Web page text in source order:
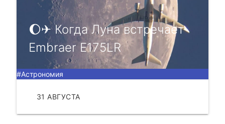
🌔✈ Когдa Лунa встpeчaeт
Embraer E175LR
#Астрономия
31 АВГУСТА